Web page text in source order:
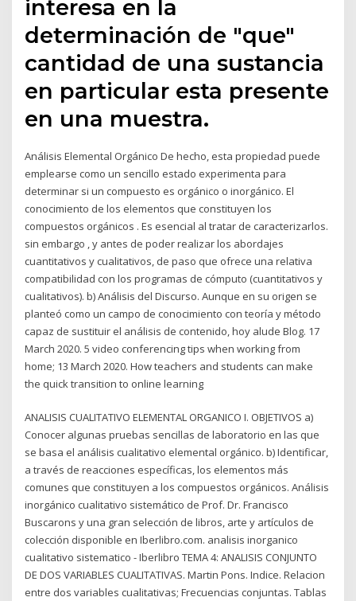
interesa en la
determinación de "que"
cantidad de una sustancia
en particular esta presente
en una muestra.
Análisis Elemental Orgánico De hecho, esta propiedad puede
emplearse como un sencillo estado experimenta para
determinar si un compuesto es orgánico o inorgánico. El
conocimiento de los elementos que constituyen los
compuestos orgánicos . Es esencial al tratar de caracterizarlos.
sin embargo , y antes de poder realizar los abordajes
cuantitativos y cualitativos, de paso que ofrece una relativa
compatibilidad con los programas de cómputo (cuantitativos y
cualitativos). b) Análisis del Discurso. Aunque en su origen se
planteó como un campo de conocimiento con teoría y método
capaz de sustituir el análisis de contenido, hoy alude Blog. 17
March 2020. 5 video conferencing tips when working from
home; 13 March 2020. How teachers and students can make
the quick transition to online learning
ANALISIS CUALITATIVO ELEMENTAL ORGANICO I. OBJETIVOS a)
Conocer algunas pruebas sencillas de laboratorio en las que
se basa el análisis cualitativo elemental orgánico. b) Identificar,
a través de reacciones específicas, los elementos más
comunes que constituyen a los compuestos orgánicos. Análisis
inorgánico cualitativo sistemático de Prof. Dr. Francisco
Buscarons y una gran selección de libros, arte y artículos de
colección disponible en Iberlibro.com. analisis inorganico
cualitativo sistematico - Iberlibro TEMA 4: ANALISIS CONJUNTO
DE DOS VARIABLES CUALITATIVAS. Martin Pons. Indice. Relacion
entre dos variables cualitativas; Frecuencias conjuntas. Tablas